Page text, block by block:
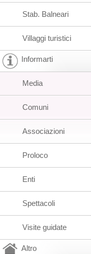
Stab. Balneari
Villaggi turistici
Informarti
Media
Comuni
Associazioni
Proloco
Enti
Spettacoli
Visite guidate
Altro